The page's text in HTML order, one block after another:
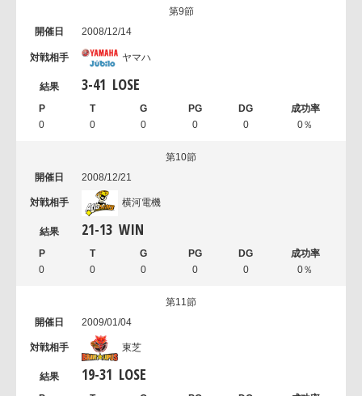
第9節
2008/12/14
ヤマハ
3-41 LOSE
0 0 0 0 0 0％
第10節
2008/12/21
横河電機
21-13 WIN
0 0 0 0 0 0％
第11節
2009/01/04
東芝
19-31 LOSE